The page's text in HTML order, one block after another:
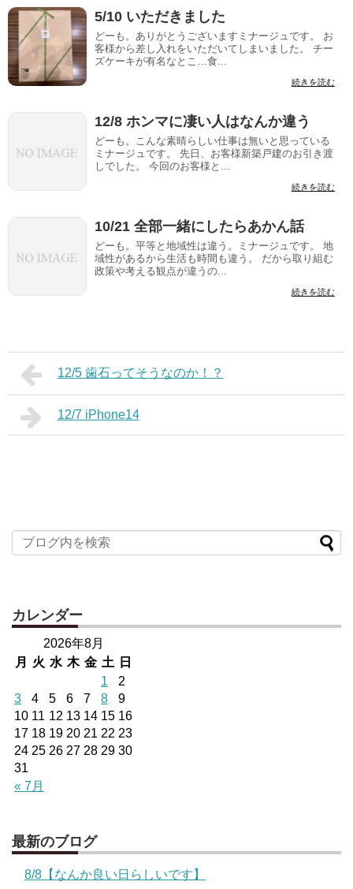
5/10 いただきました
どーも。ありがとうございますミナージュです。 お
客様から差し入れをいただいてしまいました。 チー
ズケーキが有名なとこ…食...
続きを読む
12/8 ホンマに凄い人はなんか違う
どーも。こんな素晴らしい仕事は無いと思っている
ミナージュです。 先日、お客様新築戸建のお引き渡
しでした。 今回のお客様と...
続きを読む
10/21 全部一緒にしたらあかん話
どーも。平等と地域性は違う。ミナージュです。 地
域性があるから生活も時間も違う。 だから取り組む
政策や考える観点が違うの...
続きを読む
12/5 歯石ってそうなのか！？
12/7 iPhone14
カレンダー
2026年8月
月
火 水 木 金 土 日
« 7月
1
2
3
4 5 6 7 8
9
10 11 12 13 14 15 16
17 18 19 20 21 22 23
24 25 26 27 28 29 30
31
最新のブログ
8/8【なんか良い日らしいです】